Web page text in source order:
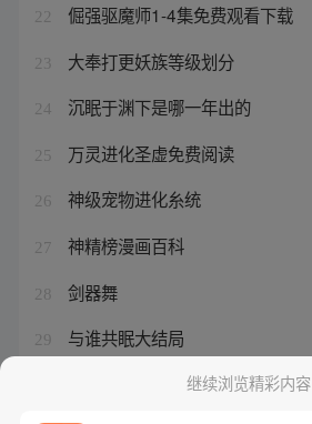
22 倔强驱魔师1-4集免费观看下载
23 大奉打更妖族等级划分
24 沉眠于渊下是哪一年出的
25 万灵进化圣虚免费阅读
26 神级宠物进化糸统
27 神精榜漫画百科
28 剑器舞
29 与谁共眠大结局
从蜈蚣开始进化修仙继续浏览精彩内容